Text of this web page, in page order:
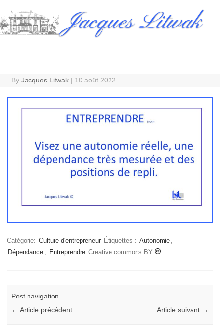
to
content
Jacques Litwak
By Jacques Litwak | 10 août 2022
Catégorie: Culture d'entrepreneur Étiquettes : Autonomie
Dépendance
Entreprendre Creative commons BY
Post navigation
← Article précédent Article suivant →